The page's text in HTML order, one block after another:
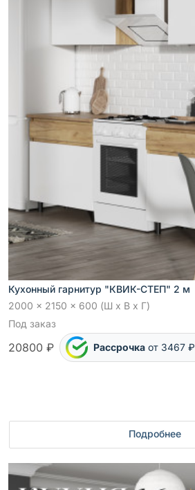
Кухонный гарнитур "КВИК-СТЕП" 2 м
2000 x 2150 x 600 (Ш x В x Г)
Под заказ
20800 ₽ Рассрочка от 3467 ₽
Подробнее